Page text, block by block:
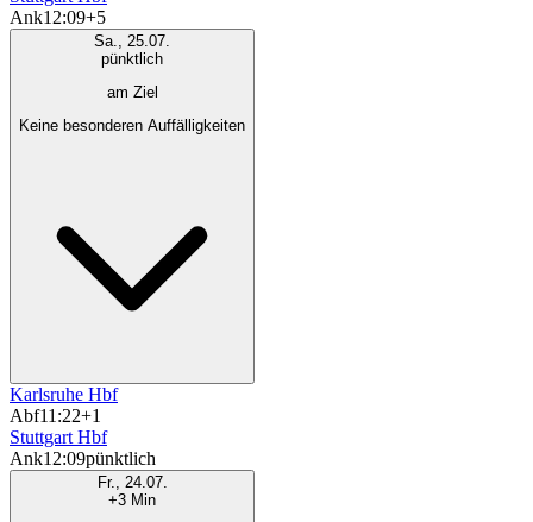
Ank12:09+5
Sa., 25.07.
pünktlich
am Ziel
Keine besonderen Auffälligkeiten
Karlsruhe Hbf
Abf11:22+1
Stuttgart Hbf
Ank12:09pünktlich
Fr., 24.07.
+3 Min